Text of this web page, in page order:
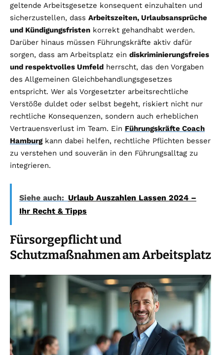
geltende Arbeitsgesetze konsequent einzuhalten und
sicherzustellen, dass Arbeitszeiten, Urlaubsansprüche
und Kündigungsfristen korrekt gehandhabt werden.
Darüber hinaus müssen Führungskräfte aktiv dafür
sorgen, dass am Arbeitsplatz ein diskriminierungsfreies
und respektvolles Umfeld herrscht, das den Vorgaben
des Allgemeinen Gleichbehandlungsgesetzes
entspricht. Wer als Vorgesetzter arbeitsrechtliche
Verstöße duldet oder selbst begeht, riskiert nicht nur
rechtliche Konsequenzen, sondern auch erheblichen
Vertrauensverlust im Team. Ein Führungskräfte Coach
Hamburgkann dabei helfen, rechtliche Pflichten besser
zu verstehen und souverän in den Führungsalltag zu
integrieren.
Siehe auch: Urlaub Auszahlen Lassen 2024 –
Ihr Recht & Tipps
Fürsorgepflicht und
Schutzmaßnahmen am Arbeitsplatz